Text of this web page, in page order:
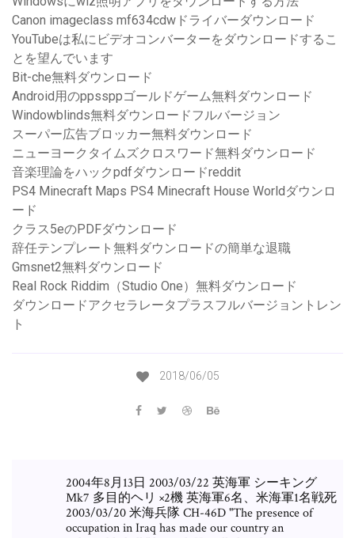
Canon imageclass mf634cdwドライバーダウンロード
YouTubeは私にビデオコンバーターをダウンロードするこ
とを望んでいます
Bit-che無料ダウンロード
Android用のppssppゴールドゲーム無料ダウンロード
Windowblinds無料ダウンロードフルバージョン
スーパー広告ブロッカー無料ダウンロード
ニューヨークタイムズクロスワード無料ダウンロード
音楽理論をハックpdfダウンロードreddit
PS4 Minecraft Maps PS4 Minecraft House Worldダウンロ
ード
クラス5eのPDFダウンロード
辞任テンプレート無料ダウンロードの簡単な退職
Gmsnet2無料ダウンロード
Real Rock Riddim（Studio One）無料ダウンロード
ダウンロードアクセラレータプラスフルバージョントレン
ト
2018/06/05
2004年8月13日 2003/03/22 英海軍 シーキング
Mk7 多目的ヘリ ×2機 英海軍6名、米海軍1名戦死
2003/03/20 米海兵隊 CH-46D "The presence of
occupation in Iraq has made our country an